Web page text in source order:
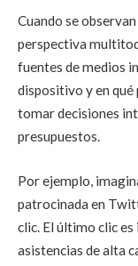
Cuando se
perspectiva
fuentes de medios
dispositivo y en qué
tomar decisiones
presupuestos.
Por ejemplo,
patrocinada en
clic. El último clic
asistencias de alta